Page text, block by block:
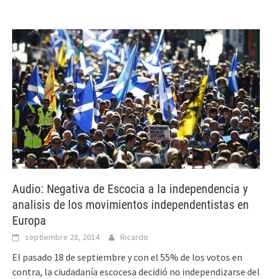
Audio: Negativa de Escocia a la independencia y
analisis de los movimientos independentistas en
Europa
septiembre 28, 2014 Ricardo
El pasado 18 de septiembre y con el 55% de los votos en
contra, la ciudadanía escocesa decidió no independizarse del